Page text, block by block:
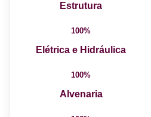
Estrutura
100%
Elétrica e Hidráulica
100%
Alvenaria